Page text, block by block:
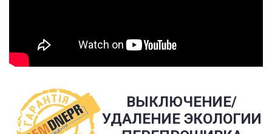
ВЫКЛЮЧЕНИЕ/
УДАЛЕНИЕ ЭКОЛОГИИ